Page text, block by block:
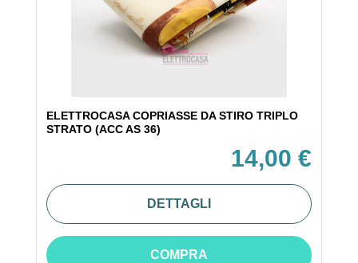
ELETTROCASA COPRIASSE DA STIRO TRIPLO
STRATO (ACC AS 36)
14,00 €
DETTAGLI
COMPRA